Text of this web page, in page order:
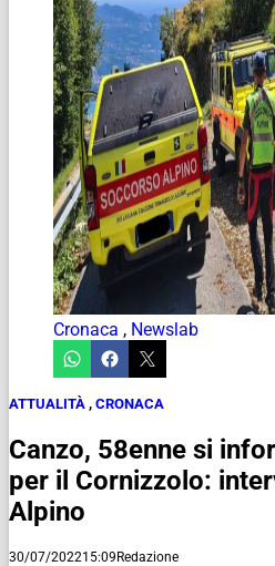
Cronaca , Newslab
ATTUALITÀ , CRONACA
Canzo, 58enne si
per il Cornizzolo:
Alpino
30/07/202215:09Redazione